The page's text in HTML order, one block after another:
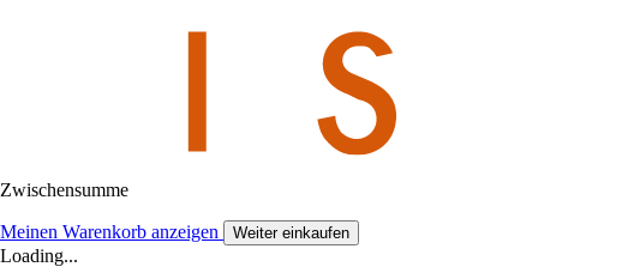
Zwischensumme
Meinen Warenkorb anzeigen Weiter einkaufen
Loading...